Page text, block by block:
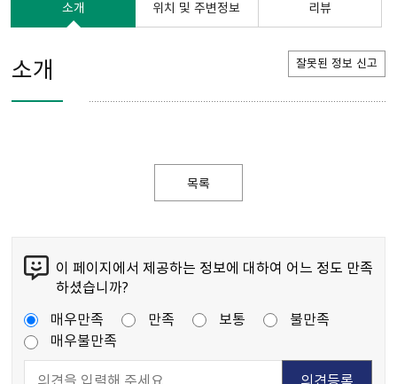
소개 위치 및 주변정보 리뷰
소개 잘못된 정보 신고
목록
이 페이지에서 제공하는 정보에 대하여 어느 정도 만족
하셨습니까?
매우만족
만족 보통
불만족
매우불만족